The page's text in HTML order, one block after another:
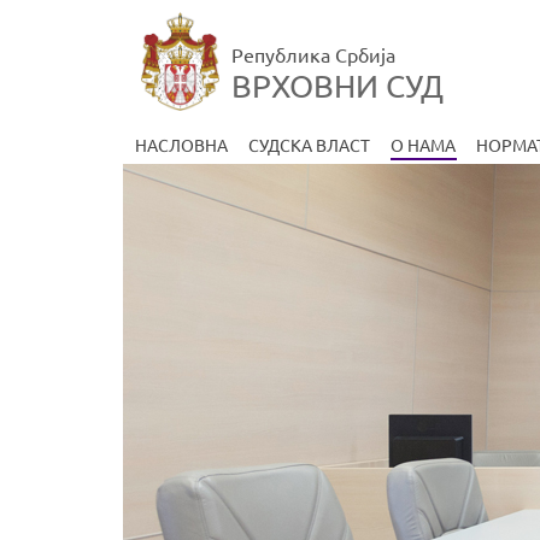
Република Србија
ВРХОВНИ СУД
НАСЛОВНА СУДСКА ВЛАСТ О НАМА